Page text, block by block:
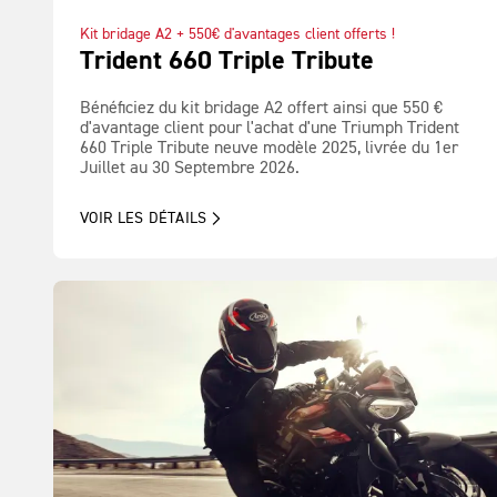
Kit bridage A2 + 550€ d'avantages client offerts !
Trident 660 Triple Tribute
Bénéficiez du kit bridage A2 offert ainsi que 550 €
d'avantage client pour l'achat d'une Triumph Trident
660 Triple Tribute neuve modèle 2025, livrée du 1er
Juillet au 30 Septembre 2026.
VOIR LES DÉTAILS